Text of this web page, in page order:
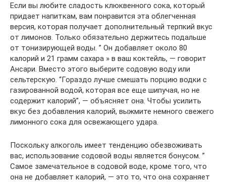
Если вы любите сладость клюквенного сока, который
придает напиткам, вам понравится эта облегченная
версия, которая получает дополнительный терпкий вкус
от лимонов. Только обязательно держитесь подальше
от тонизирующей воды. ” Он добавляет около 80
калорий и 21 грамм сахара » в ваш коктейль, — говорит
Ансари. Вместо этого выберите содовую воду или
сельтерскую. “Гораздо лучше смешать порцию водки с
газированной водой, которая все еще шипучая, но не
содержит калорий”, — объясняет она. Чтобы усилить
вкус без добавления калорий, выжмите немного свежего
лимонного сока для освежающего удара.
Поскольку алкоголь имеет тенденцию обезвоживать
вас, использование содовой воды является бонусом. ”
Самое замечательное в содовой воде, кроме того, что
она не добавляет калорий, — это то, что она сохраняет